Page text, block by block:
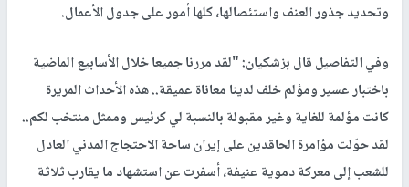
وتحديد جذور العنف واستئصالها، كلها أمور على جدول الأعمال.
وفي التفاصيل قال بزشكيان: "لقد مررنا جميعا خلال الأسابيع الماضية
باختبار عسير ومؤلم خلف لدينا معاناة عميقة.. هذه الأحداث المريرة
كانت مؤلمة للغاية وغير مقبولة بالنسبة لي كرئيس وممثل منتخب لكم..
لقد حوّلت مؤامرة الحاقدين على إيران ساحة الاحتجاج المدني العادل
للشعب إلى معركة دموية عنيفة، أسفرت عن استشهاد ما يقارب ثلاثة